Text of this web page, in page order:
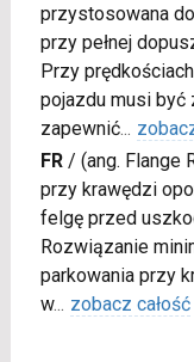
przystosowana
przy pełnej
Przy
pojazdu musi być
zapewnić...
FR/ (ang. Flange
przy krawędzi
felgę przed
Rozwiązanie
parkowania przy
w... zobacz całość